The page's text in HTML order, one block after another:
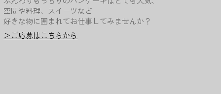
空間や料理、スイーツなど
好きな物に囲まれてお仕事してみませんか？
＞ご応募はこちらから